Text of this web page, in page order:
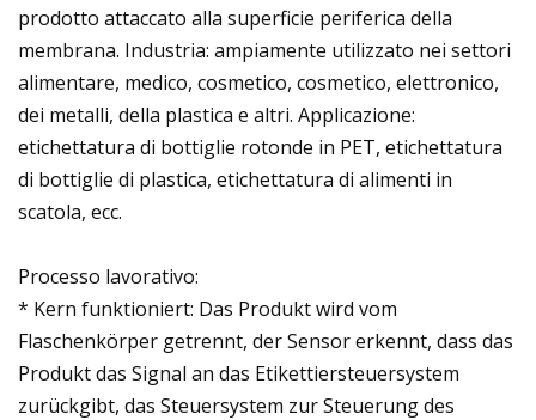
prodotto attaccato alla superficie periferica della
membrana. Industria: ampiamente utilizzato nei settori
alimentare, medico, cosmetico, cosmetico, elettronico,
dei metalli, della plastica e altri. Applicazione:
etichettatura di bottiglie rotonde in PET, etichettatura
di bottiglie di plastica, etichettatura di alimenti in
scatola, ecc.
Processo lavorativo:
* Kern funktioniert: Das Produkt wird vom
Flaschenkörper getrennt, der Sensor erkennt, dass das
Produkt das Signal an das Etikettiersteuersystem
zurückgibt, das Steuersystem zur Steuerung des